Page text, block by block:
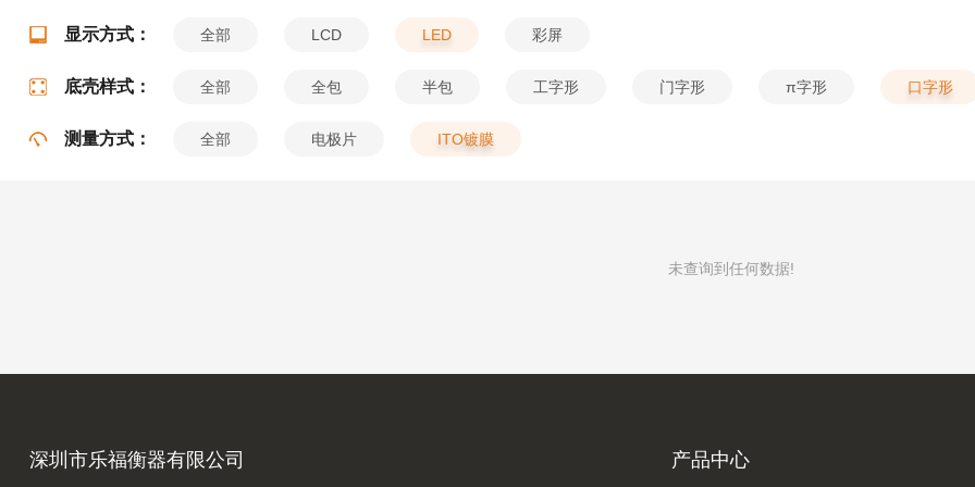
显示方式： 全部 LCD LED 彩屏
底壳样式： 全部 全包 半包 工字形 门字形 π字形 口字形
测量方式： 全部 电极片 ITO镀膜
未查询到任何数据!
深圳市乐福衡器有限公司 产品中心